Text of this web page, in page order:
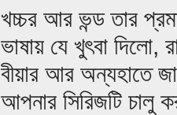
খচ্চর আর ভন্ড তার
ভাষায় যে খুৎবা দিলো,
বীয়ার আর অন্যহাতে
আপনার সিরিজটি চালু